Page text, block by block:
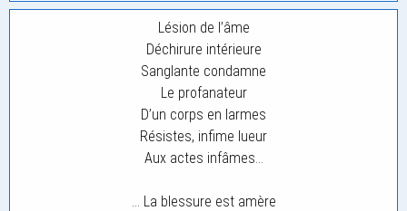
Lésion de l’âme
Déchirure intérieure
Sanglante condamne
Le profanateur
D’un corps en larmes
Résistes, infime lueur
Aux actes infâmes…
… La blessure est amère